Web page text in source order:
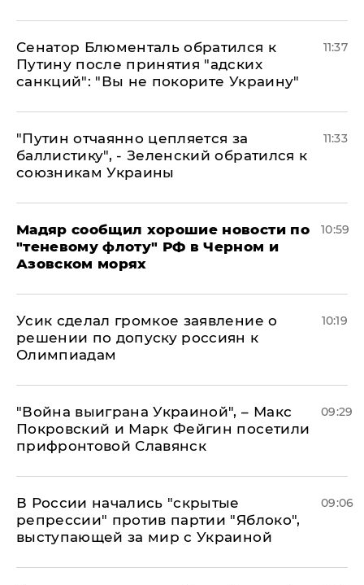
Сенатор Блюменталь обратился к
Путину после принятия "адских
санкций": "Вы не покорите Украину"
11:37
"Путин отчаянно цепляется за
баллистику", - Зеленский обратился к
союзникам Украины
11:33
Мадяр сообщил хорошие новости по
"теневому флоту" РФ в Черном и
Азовском морях
10:59
Усик сделал громкое заявление о
решении по допуску россиян к
Олимпиадам
10:19
"Война выиграна Украиной", – Макс
Покровский и Марк Фейгин посетили
прифронтовой Славянск
09:29
В России начались "скрытые
репрессии" против партии "Яблоко",
выступающей за мир с Украиной
09:06